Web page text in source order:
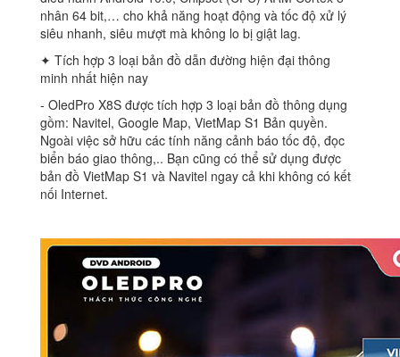
nhân 64 bit,… cho khả năng hoạt động và tốc độ xử lý
siêu nhanh, siêu mượt mà không lo bị giật lag.
✦ Tích hợp 3 loại bản đồ dẫn đường hiện đại thông
minh nhất hiện nay
‐ OledPro X8S được tích hợp 3 loại bản đồ thông dụng
gồm: Navitel, Google Map, VietMap S1 Bản quyền.
Ngoài việc sở hữu các tính năng cảnh báo tốc độ, đọc
biển báo giao thông,.. Bạn cũng có thể sử dụng được
bản đồ VietMap S1 và Navitel ngay cả khi không có kết
nối Internet.